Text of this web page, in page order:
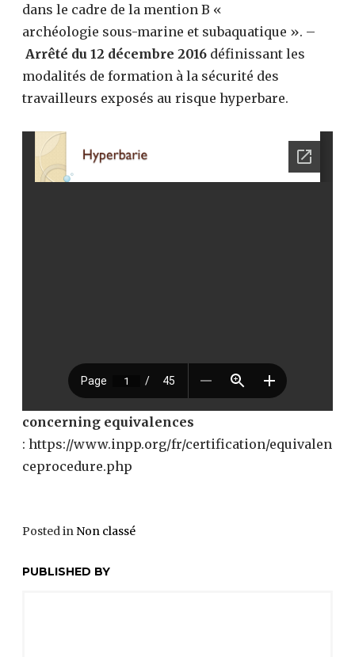
dans le cadre de la mention B «
archéologie sous-marine et subaquatique ». –
Arrêté du 12 décembre 2016 définissant les
modalités de formation à la sécurité des
travailleurs exposés au risque hyperbare.
concerning equivalences
: https://www.inpp.org/fr/certification/equivalen
ceprocedure.php
Posted in Non classé
PUBLISHED BY